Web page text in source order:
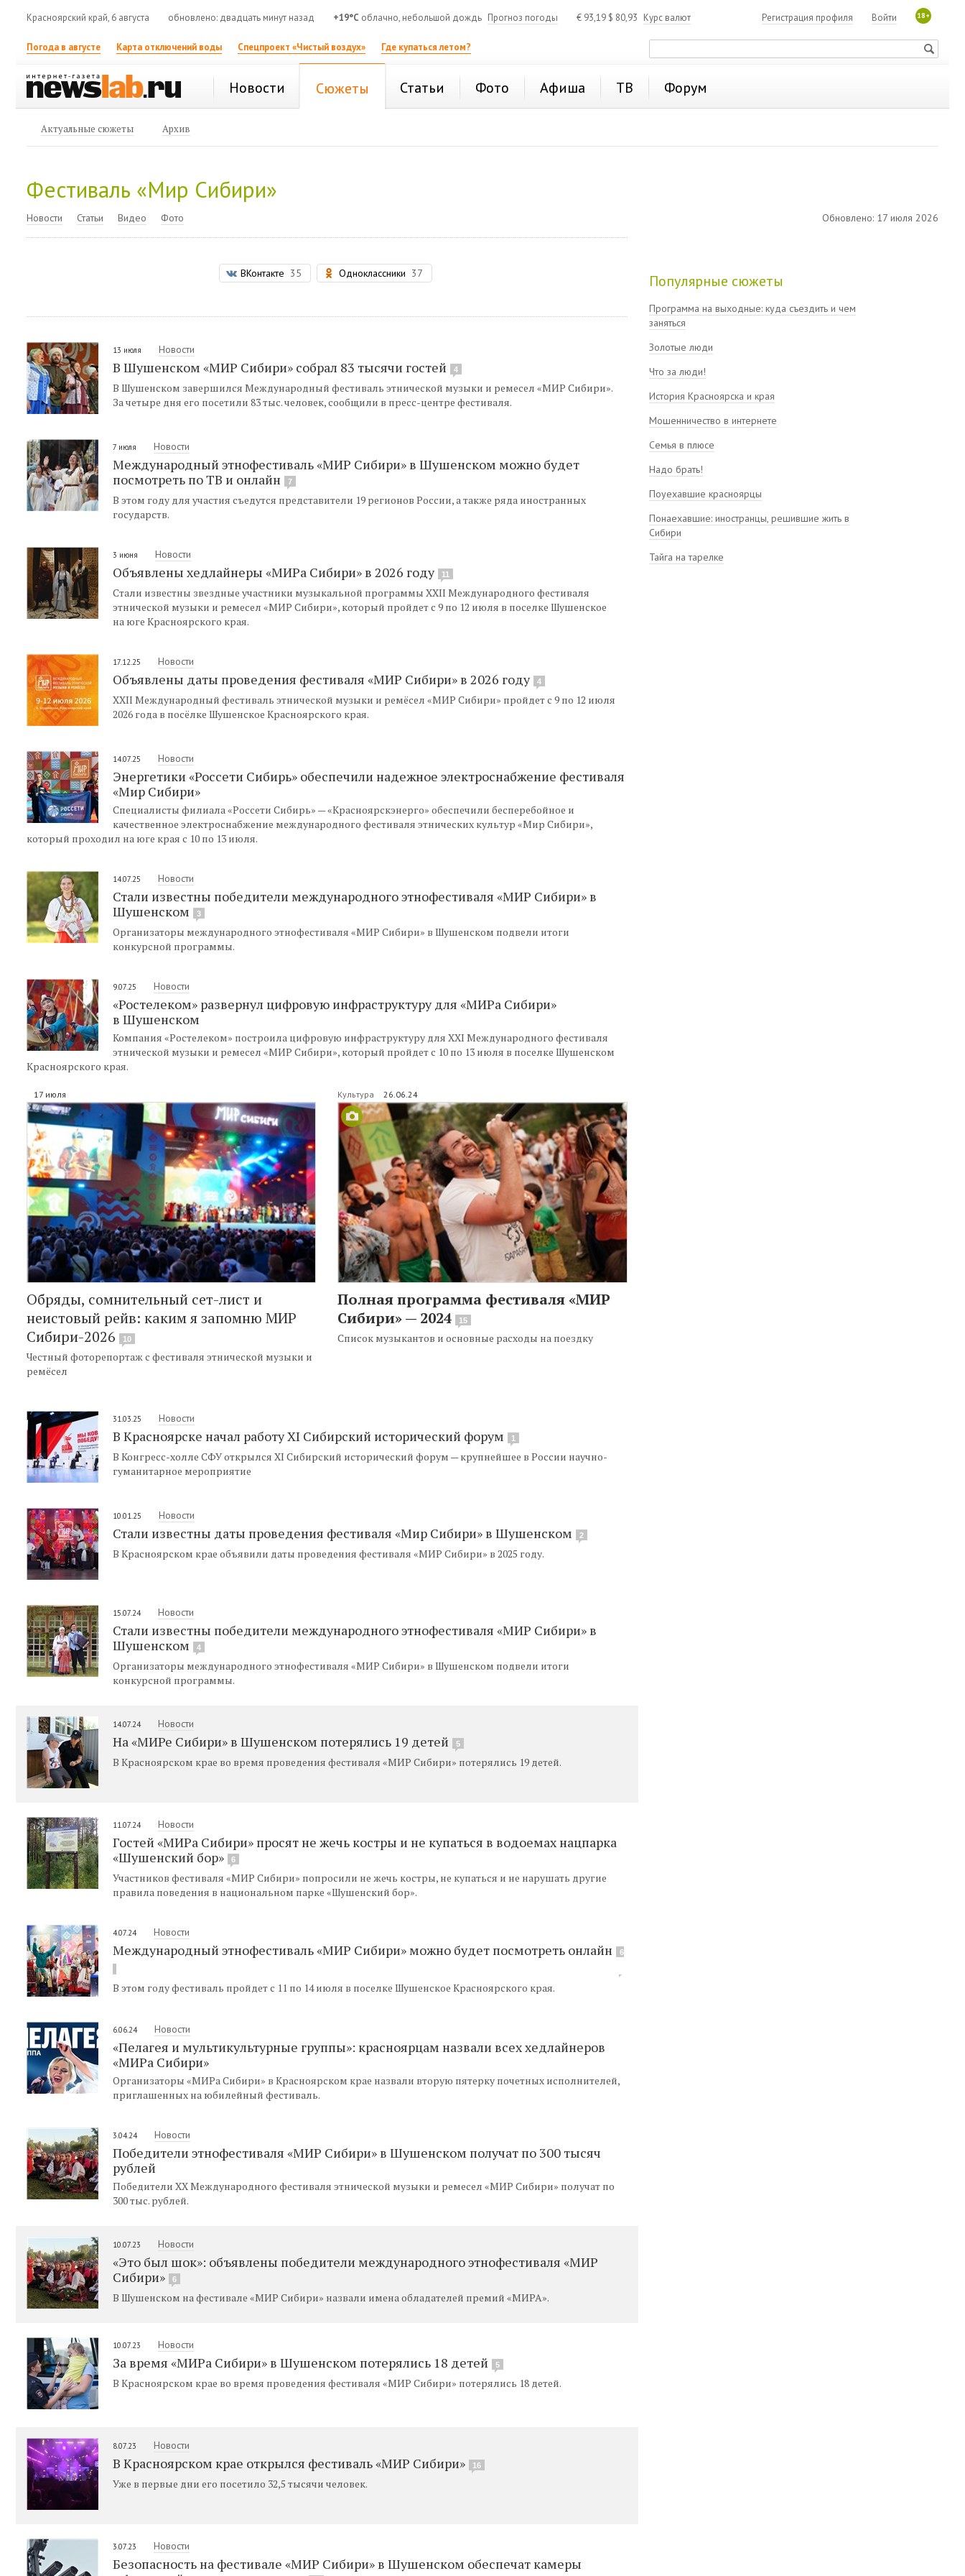
Красноярский край, 6 августа обновлено: двадцать минут назад +19°C облачно, небольшой дождь Прогноз погоды € 93,19 $ 80,93 Курс валют 18+
Войти
Регистрация профиля
Погода в августе Карта отключений воды Спецпроект «Чистый воздух» Где купаться летом?
Новости Сюжеты Статьи Фото Афиша ТВ Форум
Актуальные сюжеты Архив
Фестиваль «Мир Сибири»
Новости Статьи Видео Фото Обновлено: 17 июля 2026
ВКонтакте 35 Одноклассники 37
13 июля Новости
В Шушенском «МИР Сибири» собрал 83 тысячи гостей 4
В Шушенском завершился Международный фестиваль этнической музыки и ремесел «МИР Сибири».
За четыре дня его посетили 83 тыс. человек, сообщили в пресс-центре фестиваля.
7 июля Новости
Международный этнофестиваль «МИР Сибири» в Шушенском можно будет
посмотреть по ТВ и онлайн
7
В этом году для участия съедутся представители 19 регионов России, а также ряда иностранных
государств.
3 июня Новости
Объявлены хедлайнеры «МИРа Сибири» в 2026 году 11
Стали известны звездные участники музыкальной программы XXII Международного фестиваля
этнической музыки и ремесел «МИР Сибири», который пройдет с 9 по 12 июля в поселке Шушенское
на юге Красноярского края.
17.12.25 Новости
Объявлены даты проведения фестиваля «МИР Сибири» в 2026 году 4
ХХII Международный фестиваль этнической музыки и ремёсел «МИР Сибири» пройдет с 9 по 12 июля
2026 года в посёлке Шушенское Красноярского края.
14.07.25 Новости
Энергетики «Россети Сибирь» обеспечили надежное электроснабжение фестиваля
«Мир Сибири»
Специалисты филиала «Россети Сибирь» — «Красноярскэнерго» обеспечили бесперебойное и
качественное электроснабжение международного фестиваля этнических культур «Мир Сибири»,
который проходил на юге края с 10 по 13 июля.
14.07.25 Новости
Стали известны победители международного этнофестиваля «МИР Сибири» в
Шушенском
3
Организаторы международного этнофестиваля «МИР Сибири» в Шушенском подвели итоги
конкурсной программы.
9.07.25 Новости
«Ростелеком» развернул цифровую инфраструктуру для «МИРа Сибири»
в Шушенском
Компания «Ростелеком» построила цифровую инфраструктуру для XXI Международного фестиваля
этнической музыки и ремесел «МИР Сибири», который пройдет с 10 по 13 июля в поселке Шушенском
Красноярского края.
17 июля
Обряды, сомнительный сет-лист и
неистовый рейв: каким я запомню МИР
Сибири-2026
10
Честный фоторепортаж с фестиваля этнической музыки и
ремёсел
Культура 26.06.24
Полная программа фестиваля «МИР
Сибири» — 2024
15
Список музыкантов и основные расходы на поездку
31.03.25 Новости
В Красноярске начал работу XI Сибирский исторический форум 1
В Конгресс-холле СФУ открылся XI Сибирский исторический форум — крупнейшее в России научно-
гуманитарное мероприятие
10.01.25 Новости
Стали известны даты проведения фестиваля «Мир Сибири» в Шушенском 2
В Красноярском крае объявили даты проведения фестиваля «МИР Сибири» в 2025 году.
15.07.24 Новости
Стали известны победители международного этнофестиваля «МИР Сибири» в
Шушенском
4
Организаторы международного этнофестиваля «МИР Сибири» в Шушенском подвели итоги
конкурсной программы.
14.07.24 Новости
На «МИРе Сибири» в Шушенском потерялись 19 детей 5
В Красноярском крае во время проведения фестиваля «МИР Сибири» потерялись 19 детей.
11.07.24 Новости
Гостей «МИРа Сибири» просят не жечь костры и не купаться в водоемах нацпарка
«Шушенский бор»
6
Участников фестиваля «МИР Сибири» попросили не жечь костры, не купаться и не нарушать другие
правила поведения в национальном парке «Шушенский бор».
4.07.24 Новости
Международный этнофестиваль «МИР Сибири» можно будет посмотреть онлайн 6
В этом году фестиваль пройдет с 11 по 14 июля в поселке Шушенское Красноярского края.
6.06.24 Новости
«Пелагея и мультикультурные группы»: красноярцам назвали всех хедлайнеров
«МИРа Сибири»
Организаторы «МИРа Сибири» в Красноярском крае назвали вторую пятерку почетных исполнителей,
приглашенных на юбилейный фестиваль.
3.04.24 Новости
Победители этнофестиваля «МИР Сибири» в Шушенском получат по 300 тысяч
рублей
Победители XX Международного фестиваля этнической музыки и ремесел «МИР Сибири» получат по
300 тыс. рублей.
10.07.23 Новости
«Это был шок»: объявлены победители международного этнофестиваля «МИР
Сибири»
6
В Шушенском на фестивале «МИР Сибири» назвали имена обладателей премий «МИРА».
10.07.23 Новости
За время «МИРа Сибири» в Шушенском потерялись 18 детей 5
В Красноярском крае во время проведения фестиваля «МИР Сибири» потерялись 18 детей.
8.07.23 Новости
В Красноярском крае открылся фестиваль «МИР Сибири» 16
Уже в первые дни его посетило 32,5 тысячи человек.
3.07.23 Новости
Безопасность на фестивале «МИР Сибири» в Шушенском обеспечат камеры
Популярные сюжеты
Программа на выходные: куда съездить и чем
заняться
Золотые люди
Что за люди!
История Красноярска и края
Мошенничество в интернете
Семья в плюсе
Надо брать!
Поуехавшие красноярцы
Понаехавшие: иностранцы, решившие жить в
Сибири
Тайга на тарелке